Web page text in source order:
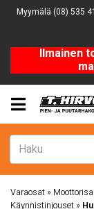
Myymälä (08) 535
Ilmainen
Varaosat »
Käynnistinjouset »